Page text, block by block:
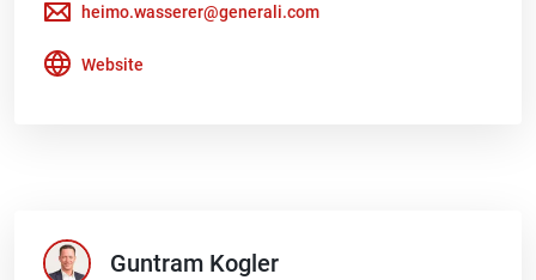
heimo.wasserer@generali.com
Website
Guntram Kogler